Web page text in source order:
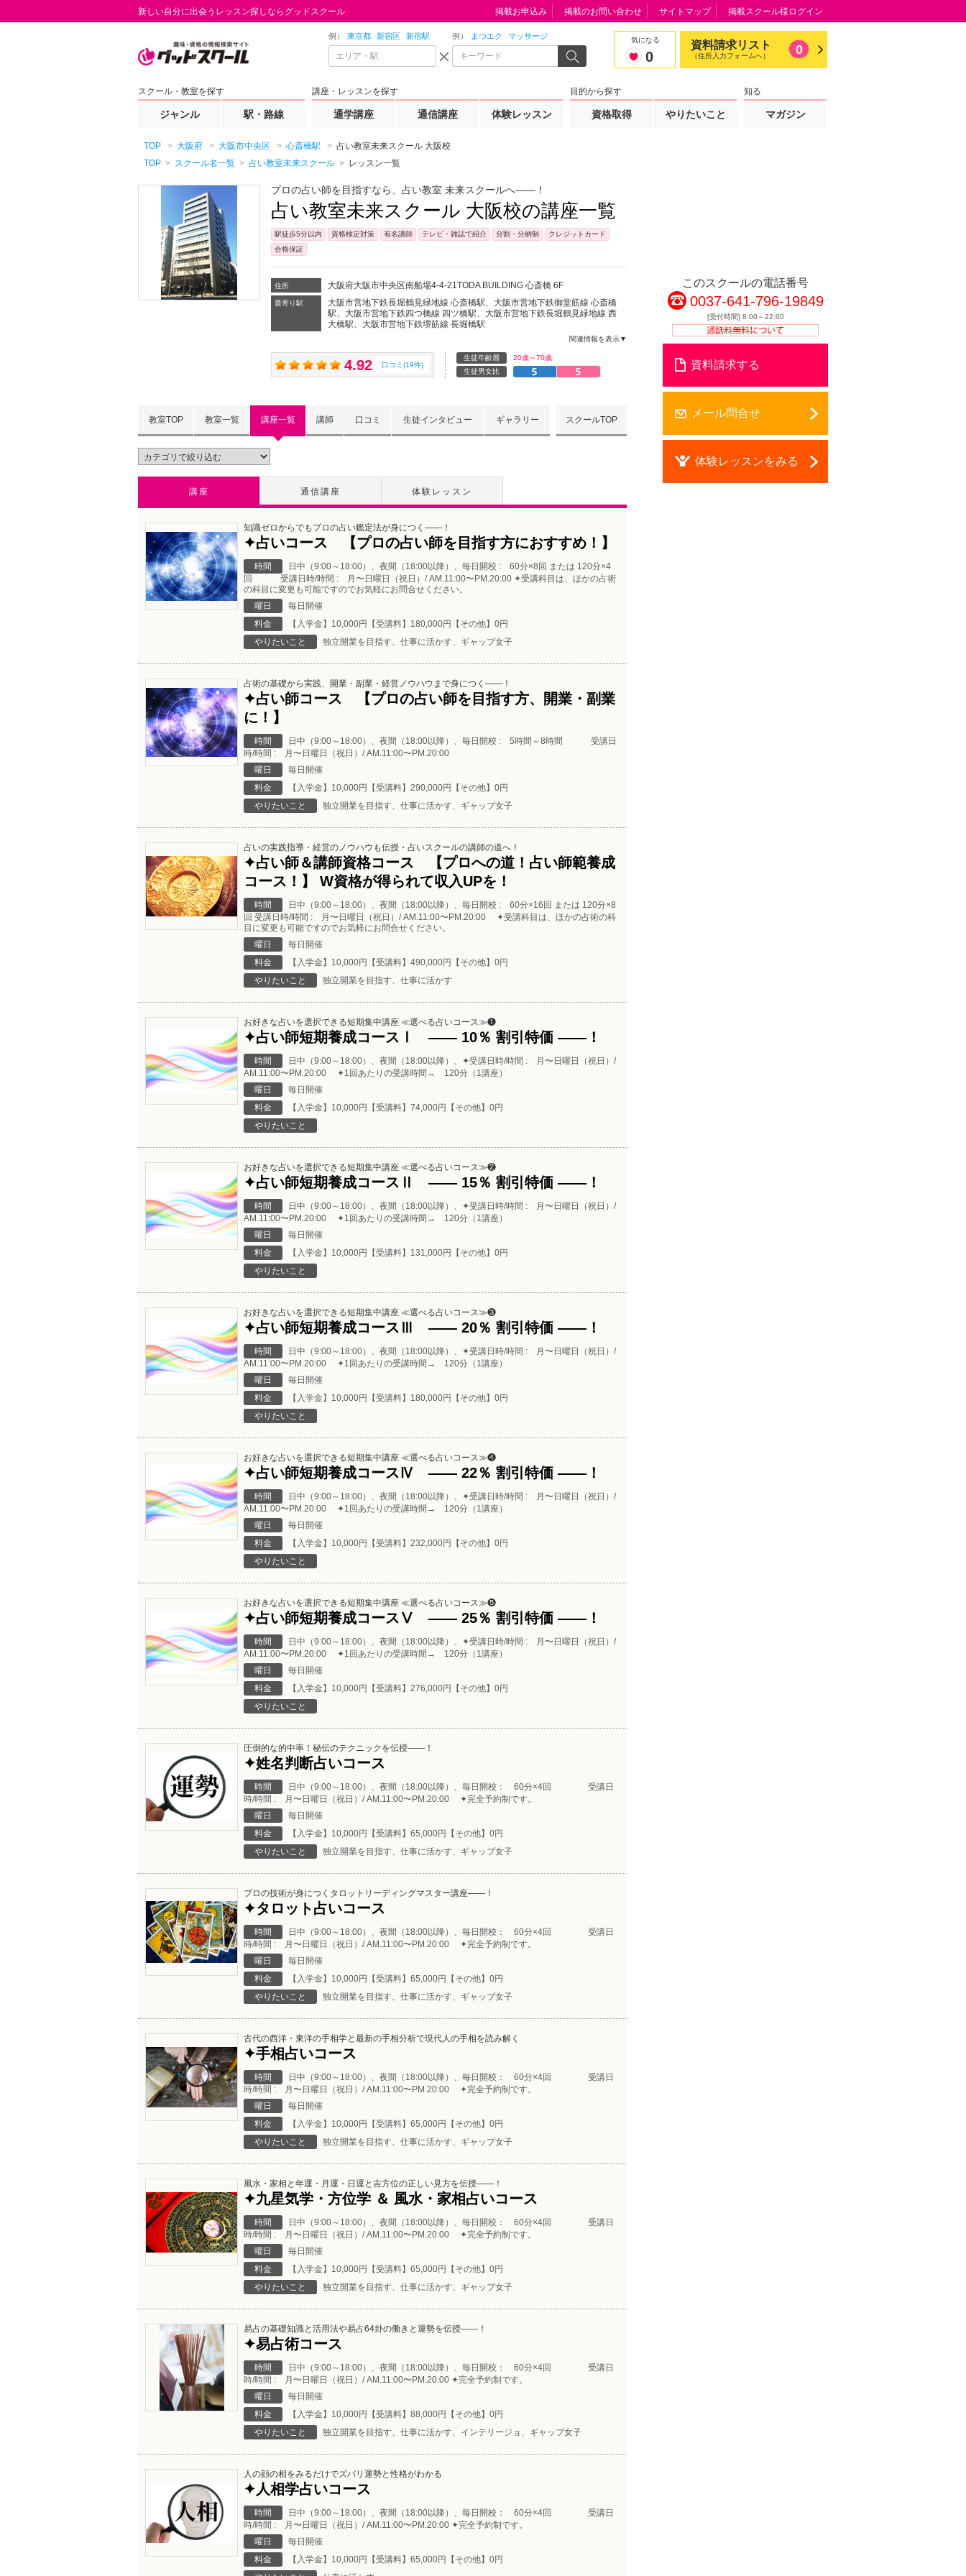
新しい自分に出会うレッスン探しならグッドスクール
例） 東京都 新宿区 新宿駅 例） まつエク マッサージ 気になる
0
資料請求リスト
（住所入力フォームへ） 0
スクール・教室を探す
ジャンル 駅・路線
講座・レッスンを探す
通学講座 通信講座 体験レッスン
目的から探す
資格取得 やりたいこと
知る
マガジン
掲載お申込み 掲載のお問い合わせ サイトマップ 掲載スクール様ログイン
TOP 大阪府 大阪市中央区 心斎橋駅
占い教室未来スクール 大阪校
TOP
スクール名一覧 占い教室未来スクール レッスン一覧
プロの占い師を目指すなら、占い教室 未来スクールへ――！
占い教室未来スクール 大阪校の講座一覧
駅徒歩5分以内 資格検定対策 有名講師 テレビ・雑誌で紹介 分割・分納制
クレジットカード
合格保証
住所 大阪府大阪市中央区南船場4-4-21TODA BUILDING 心斎橋 6F
最寄り駅
大阪市営地下鉄長堀鶴見緑地線 心斎橋駅、大阪市営地下鉄御堂筋線 心斎橋
駅、大阪市営地下鉄四つ橋線 四ツ橋駅、大阪市営地下鉄長堀鶴見緑地線 西
大橋駅、大阪市営地下鉄堺筋線 長堀橋駅
関連情報を表示▼
4.92 口コミ(19件)
生徒年齢層
20歳～70歳
生徒男女比
教室TOP 教室一覧 講座一覧 講師 口コミ 生徒インタビュー ギャラリー スクールTOP
講座 通信講座 体験レッスン
知識ゼロからでもプロの占い鑑定法が身につく――！
✦占いコース 【プロの占い師を目指す方におすすめ！】
時間
日中（9:00～18:00）、夜間（18:00以降）、毎日開校 : 60分×8回 または 120分×4
回 受講日時/時間 : 月〜日曜日（祝日）/ AM.11:00〜PM.20:00 ✦受講科目は、ほかの占術
の科目に変更も可能ですのでお気軽にお問合せください。
曜日
毎日開催
料金
【入学金】10,000円【受講料】180,000円【その他】0円
やりたいこと
独立開業を目指す、仕事に活かす、ギャップ女子
占術の基礎から実践、開業・副業・経営ノウハウまで身につく――！
✦占い師コース 【プロの占い師を目指す方、開業・副業
に！】
時間
日中（9:00～18:00）、夜間（18:00以降）、毎日開校 : 5時間～8時間 受講日
時/時間 : 月〜日曜日（祝日）/ AM.11:00〜PM.20:00
曜日
毎日開催
料金
【入学金】10,000円【受講料】290,000円【その他】0円
やりたいこと
独立開業を目指す、仕事に活かす、ギャップ女子
占いの実践指導・経営のノウハウも伝授・占いスクールの講師の道へ！
✦占い師＆講師資格コース 【プロへの道！占い師範養成
コース！】 W資格が得られて収入UPを！
時間
日中（9:00～18:00）、夜間（18:00以降）、毎日開校 : 60分×16回 または 120分×8
回 受講日時/時間 : 月〜日曜日（祝日）/ AM.11:00〜PM.20:00 ✦受講科目は、ほかの占術の科
目に変更も可能ですのでお気軽にお問合せください。
曜日
毎日開催
料金
【入学金】10,000円【受講料】490,000円【その他】0円
やりたいこと
独立開業を目指す、仕事に活かす
お好きな占いを選択できる短期集中講座 ≪選べる占いコース≫❶
✦占い師短期養成コースⅠ ―― 10％ 割引特価 ――！
時間
日中（9:00～18:00）、夜間（18:00以降）、✦受講日時/時間 : 月〜日曜日（祝日）/
AM.11:00〜PM.20:00 ✦1回あたりの受講時間→ 120分（1講座）
曜日
毎日開催
料金
【入学金】10,000円【受講料】74,000円【その他】0円
やりたいこと
お好きな占いを選択できる短期集中講座 ≪選べる占いコース≫❷
✦占い師短期養成コースⅡ ―― 15％ 割引特価 ――！
時間
日中（9:00～18:00）、夜間（18:00以降）、✦受講日時/時間 : 月〜日曜日（祝日）/
AM.11:00〜PM.20:00 ✦1回あたりの受講時間→ 120分（1講座）
曜日
毎日開催
料金
【入学金】10,000円【受講料】131,000円【その他】0円
やりたいこと
お好きな占いを選択できる短期集中講座 ≪選べる占いコース≫❸
✦占い師短期養成コースⅢ ―― 20％ 割引特価 ――！
時間
日中（9:00～18:00）、夜間（18:00以降）、✦受講日時/時間 : 月〜日曜日（祝日）/
AM.11:00〜PM.20:00 ✦1回あたりの受講時間→ 120分（1講座）
曜日
毎日開催
料金
【入学金】10,000円【受講料】180,000円【その他】0円
やりたいこと
お好きな占いを選択できる短期集中講座 ≪選べる占いコース≫❹
✦占い師短期養成コースⅣ ―― 22％ 割引特価 ――！
時間
日中（9:00～18:00）、夜間（18:00以降）、✦受講日時/時間 : 月〜日曜日（祝日）/
AM.11:00〜PM.20:00 ✦1回あたりの受講時間→ 120分（1講座）
曜日
毎日開催
料金
【入学金】10,000円【受講料】232,000円【その他】0円
やりたいこと
お好きな占いを選択できる短期集中講座 ≪選べる占いコース≫❺
✦占い師短期養成コースⅤ ―― 25％ 割引特価 ――！
時間
日中（9:00～18:00）、夜間（18:00以降）、✦受講日時/時間 : 月〜日曜日（祝日）/
AM.11:00〜PM.20:00 ✦1回あたりの受講時間→ 120分（1講座）
曜日
毎日開催
料金
【入学金】10,000円【受講料】276,000円【その他】0円
やりたいこと
圧倒的な的中率！秘伝のテクニックを伝授――！
✦姓名判断占いコース
時間
日中（9:00～18:00）、夜間（18:00以降）、毎日開校： 60分×4回 受講日
時/時間 : 月〜日曜日（祝日）/ AM.11:00〜PM.20:00 ✦完全予約制です。
曜日
毎日開催
料金
【入学金】10,000円【受講料】65,000円【その他】0円
やりたいこと
独立開業を目指す、仕事に活かす、ギャップ女子
プロの技術が身につくタロットリーディングマスター講座――！
✦タロット占いコース
時間
日中（9:00～18:00）、夜間（18:00以降）、毎日開校： 60分×4回 受講日
時/時間 : 月〜日曜日（祝日）/ AM.11:00〜PM.20:00 ✦完全予約制です。
曜日
毎日開催
料金
【入学金】10,000円【受講料】65,000円【その他】0円
やりたいこと
独立開業を目指す、仕事に活かす、ギャップ女子
古代の西洋・東洋の手相学と最新の手相分析で現代人の手相を読み解く
✦手相占いコース
時間
日中（9:00～18:00）、夜間（18:00以降）、毎日開校： 60分×4回 受講日
時/時間 : 月〜日曜日（祝日）/ AM.11:00〜PM.20:00 ✦完全予約制です。
曜日
毎日開催
料金
【入学金】10,000円【受講料】65,000円【その他】0円
やりたいこと
独立開業を目指す、仕事に活かす、ギャップ女子
風水・家相と年運・月運・日運と吉方位の正しい見方を伝授――！
✦九星気学・方位学 ＆ 風水・家相占いコース
時間
日中（9:00～18:00）、夜間（18:00以降）、毎日開校： 60分×4回 受講日
時/時間 : 月〜日曜日（祝日）/ AM.11:00〜PM.20:00 ✦完全予約制です。
曜日
毎日開催
料金
【入学金】10,000円【受講料】65,000円【その他】0円
やりたいこと
独立開業を目指す、仕事に活かす、ギャップ女子
易占の基礎知識と活用法や易占64卦の働きと運勢を伝授――！
✦易占術コース
時間
日中（9:00～18:00）、夜間（18:00以降）、毎日開校： 60分×4回 受講日
時/時間 : 月〜日曜日（祝日）/ AM.11:00〜PM.20:00 ✦完全予約制です。
曜日
毎日開催
料金
【入学金】10,000円【受講料】88,000円【その他】0円
やりたいこと
独立開業を目指す、仕事に活かす、インテリージョ、ギャップ女子
人の顔の相をみるだけでズバリ運勢と性格がわかる
✦人相学占いコース
時間
日中（9:00～18:00）、夜間（18:00以降）、毎日開校： 60分×4回 受講日
時/時間 : 月〜日曜日（祝日）/ AM.11:00〜PM.20:00 ✦完全予約制です。
曜日
毎日開催
料金
【入学金】10,000円【受講料】65,000円【その他】0円
このスクールの電話番号
0037-641-796-19849
[受付時間] 8:00～22:00
資料請求する
メール問合せ
体験レッスンをみる